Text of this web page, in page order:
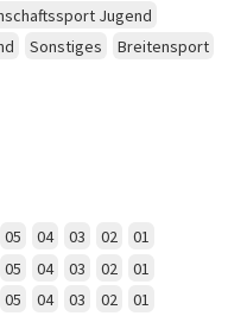
Jugend
Sonstiges
Breitensport
05 04 03 02 01
05 04 03 02 01
05 04 03 02
01